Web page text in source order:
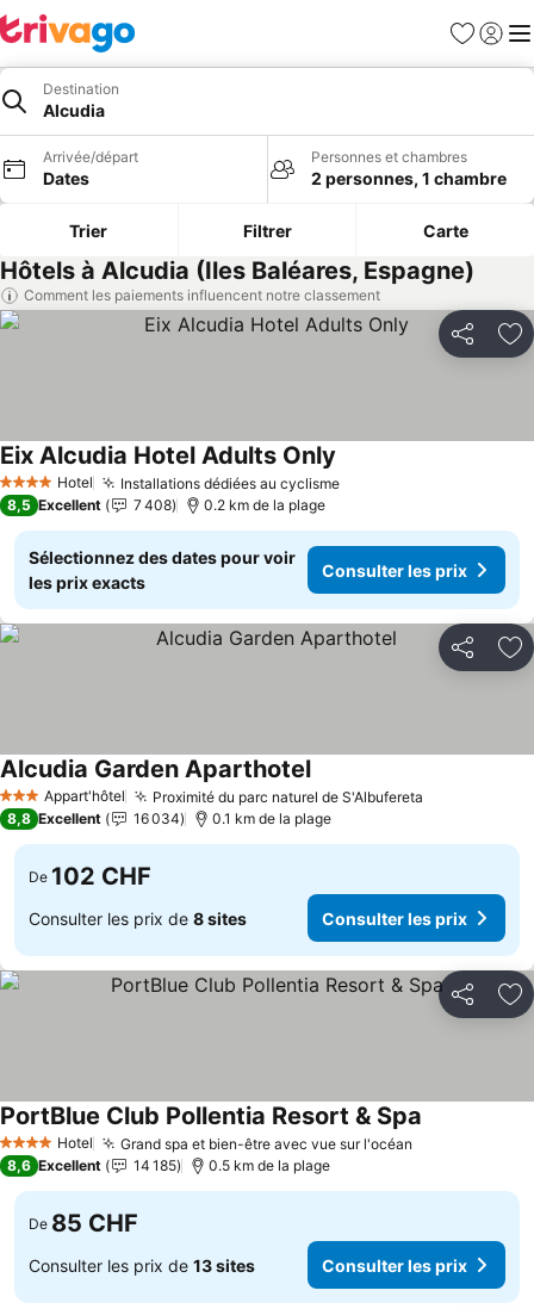
Favoris
Se
Destination
Alcudia
Arrivée/départ
Dates
Personnes et chambres
2 personnes, 1 chambre
Trier Filtrer Carte
Hôtels à Alcudia (Iles Baléares, Espagne)
Comment les paiements influencent notre classement
Partager
4 Étoiles Hotel Installations dédiées au cyclisme
Eix Alcudia Hotel Adults Only
8,5 Excellent 7 408 0.2 km de la plage
Sélectionnez des dates pour voir
les prix exacts
Consulter les prix
Partager
3 ÉtoilesAppart'hôtel Proximité du parc naturel de S'Albufereta
Alcudia Garden Aparthotel
8,8 Excellent 16 034 0.1 km de la plage
De 102 CHF
Consulter les prix de 8 sites Consulter les prix
Partager
4 Étoiles Hotel Grand spa et bien-être avec vue sur l'océan
PortBlue Club Pollentia Resort & Spa
8,6 Excellent 14 185 0.5 km de la plage
De 85 CHF
Consulter les prix de 13 sites Consulter les prix